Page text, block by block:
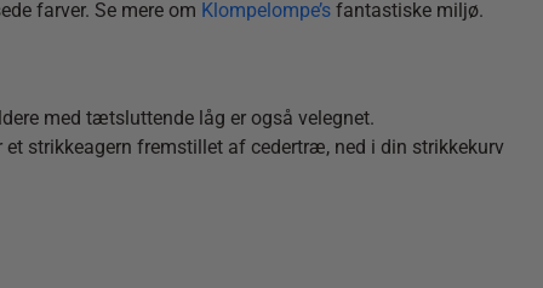
farver. Se mere om Klompelompe’s fantastiske miljø.
med tætsluttende låg er også velegnet.
strikkeagern fremstillet af cedertræ, ned i din strikkekurv